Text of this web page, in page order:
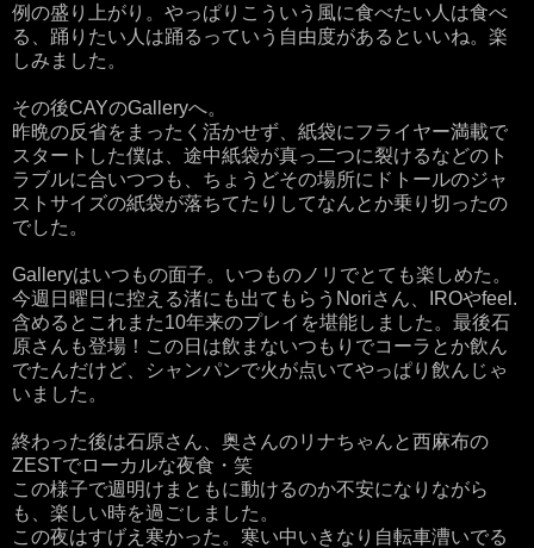
例の盛り上がり。やっぱりこういう風に食べたい人は食べ
る、踊りたい人は踊るっていう自由度があるといいね。楽
しみました。
その後CAYのGalleryへ。
昨晩の反省をまったく活かせず、紙袋にフライヤー満載で
スタートした僕は、途中紙袋が真っ二つに裂けるなどのト
ラブルに合いつつも、ちょうどその場所にドトールのジャ
ストサイズの紙袋が落ちてたりしてなんとか乗り切ったの
でした。
Galleryはいつもの面子。いつものノリでとても楽しめた。
今週日曜日に控える渚にも出てもらうNoriさん、IROやfeel.
含めるとこれまた10年来のプレイを堪能しました。最後石
原さんも登場！この日は飲まないつもりでコーラとか飲ん
でたんだけど、シャンパンで火が点いてやっぱり飲んじゃ
いました。
終わった後は石原さん、奥さんのリナちゃんと西麻布の
ZESTでローカルな夜食・笑
この様子で週明けまともに動けるのか不安になりながら
も、楽しい時を過ごしました。
この夜はすげえ寒かった。寒い中いきなり自転車漕いでる